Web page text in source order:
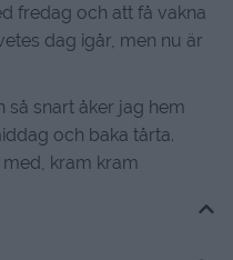
fredag och att få vakna
dag igår, men nu är
så snart åker jag hem
och baka tårta.
kram kram